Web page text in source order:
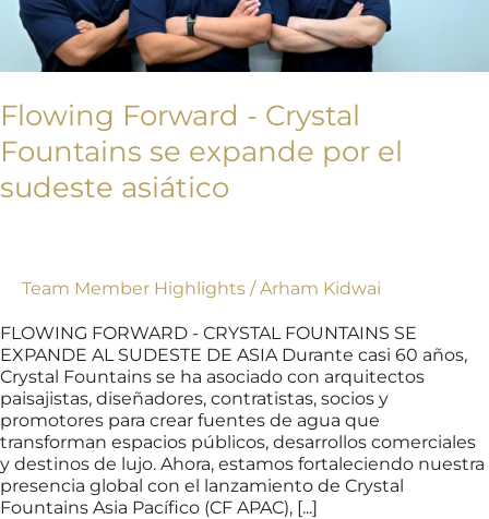
Flowing Forward - Crystal
Fountains se expande por el
sudeste asiático
Team Member Highlights /Arham Kidwai
FLOWING FORWARD - CRYSTAL FOUNTAINS SE
EXPANDE AL SUDESTE DE ASIA Durante casi 60 años,
Crystal Fountains se ha asociado con arquitectos
paisajistas, diseñadores, contratistas, socios y
promotores para crear fuentes de agua que
transforman espacios públicos, desarrollos comerciales
y destinos de lujo. Ahora, estamos fortaleciendo nuestra
presencia global con el lanzamiento de Crystal
Fountains Asia Pacífico (CF APAC), [...]
sudeste
asiático